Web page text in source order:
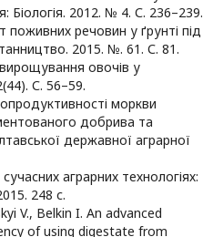
Біологія. 2012. № 4. С. 236–239.
речовин у ґрунті під
2015. №. 61. С. 81.
овочів у
С. 56–59.
моркви
добрива та
державної аграрної
аграрних технологіях:
248 с.
V., Belkin I. An advanced
of using digestate from